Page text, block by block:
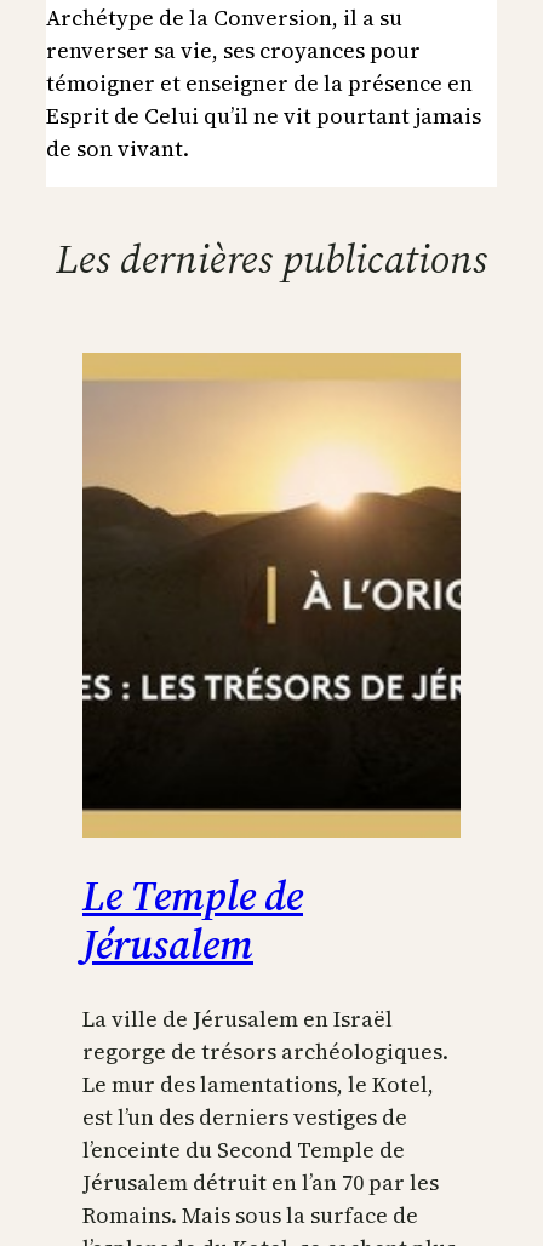
Archétype de la Conversion, il a su
renverser sa vie, ses croyances pour
témoigner et enseigner de la présence en
Esprit de Celui qu’il ne vit pourtant jamais
de son vivant.
Les dernières publications
Le Temple de
Jérusalem
La ville de Jérusalem en Israël
regorge de trésors archéologiques.
Le mur des lamentations, le Kotel,
est l’un des derniers vestiges de
l’enceinte du Second Temple de
Jérusalem détruit en l’an 70 par les
Romains. Mais sous la surface de